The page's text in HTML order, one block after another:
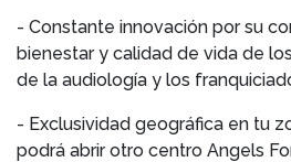
- Constante innovación por su
bienestar y calidad de vida de
de la audiología y los
- Exclusividad geográfica en tu
podrá abrir otro centro Angels